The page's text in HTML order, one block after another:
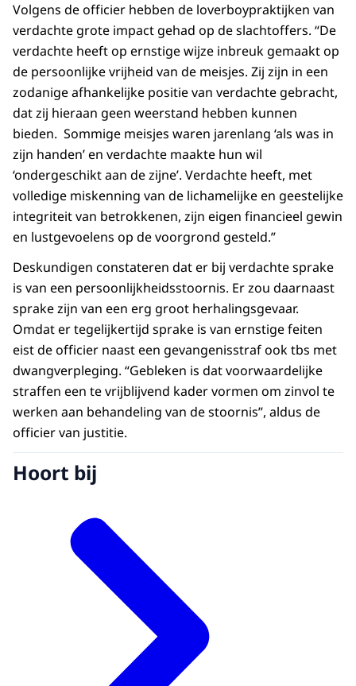
Volgens de officier hebben de loverboypraktijken van
verdachte grote impact gehad op de slachtoffers. “De
verdachte heeft op ernstige wijze inbreuk gemaakt op
de persoonlijke vrijheid van de meisjes. Zij zijn in een
zodanige afhankelijke positie van verdachte gebracht,
dat zij hieraan geen weerstand hebben kunnen
bieden. Sommige meisjes waren jarenlang ‘als was in
zijn handen’ en verdachte maakte hun wil
‘ondergeschikt aan de zijne’. Verdachte heeft, met
volledige miskenning van de lichamelijke en geestelijke
integriteit van betrokkenen, zijn eigen financieel gewin
en lustgevoelens op de voorgrond gesteld.”
Deskundigen constateren dat er bij verdachte sprake
is van een persoonlijkheidsstoornis. Er zou daarnaast
sprake zijn van een erg groot herhalingsgevaar.
Omdat er tegelijkertijd sprake is van ernstige feiten
eist de officier naast een gevangenisstraf ook tbs met
dwangverpleging. “Gebleken is dat voorwaardelijke
straffen een te vrijblijvend kader vormen om zinvol te
werken aan behandeling van de stoornis”, aldus de
officier van justitie.
Hoort bij